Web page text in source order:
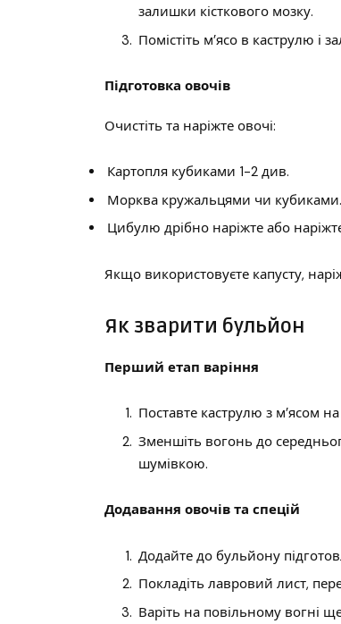
залишки кісткового мозку.
Помістіть м’ясо в каструлю
Підготовка овочів
Очистіть та наріжте овочі:
Картопля кубиками 1-2 див.
Морква кружальцями чи кубиками.
Цибулю дрібно наріжте або
Якщо використовуєте капусту,
Як зварити бульйон
Перший етап варіння
Поставте каструлю з м’ясом
Зменшіть вогонь до
шумівкою.
Додавання овочів та спецій
Додайте до бульйону
Покладіть лавровий лист,
Варіть на повільному вогні